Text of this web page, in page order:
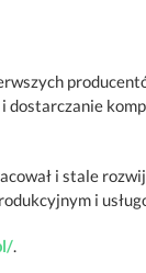
i stale
i
.